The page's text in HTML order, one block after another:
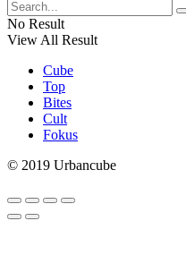
No Result
View All Result
Cube
Top
Bites
Cult
Fokus
© 2019 Urbancube